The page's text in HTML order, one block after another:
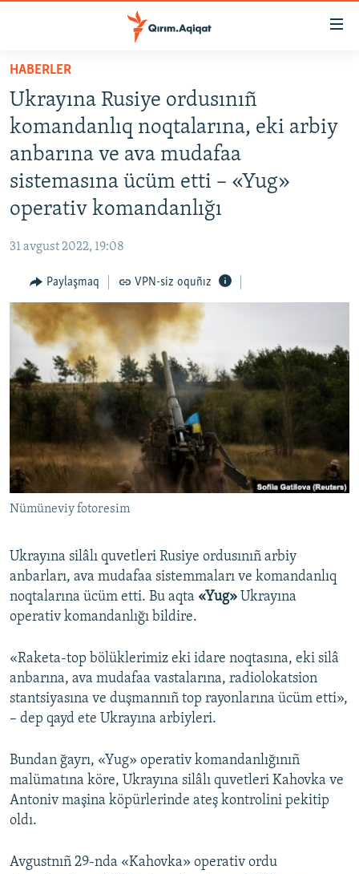
Esas
qaytmaq
Baş
navigatsiyağa
qaytmaq
Qıdıruvğa
qaytmaq
HABERLER
SİYASET
İQTİSADİYAT
CEMİYET
MEDENİYET
VİDEO
SÜRET
BLOGLAR
FİKİR
Русский
Українською
QOŞULIÑIZ!
HABERLER
Ukrayına Rusiye ordusınıñ
komandanlıq noqtalarına, eki arbiy
anbarına ve ava mudafaa
sistemasına ücüm etti – «Yug»
operativ komandanlığı
31 avgust 2022, 19:08
Paylaşmaq VPN-siz oquñız
Nümüneviy fotoresim
Ukrayına silâlı quvetleri Rusiye ordusınıñ arbiy
anbarları, ava mudafaa sistemmaları ve komandanlıq
noqtalarına ücüm etti. Bu aqta «Yug» Ukrayına
operativ komandanlığı bildire.
«Raketa-top bölüklerimiz eki idare noqtasına, eki silâ
anbarına, ava mudafaa vastalarına, radiolokatsion
stantsiyasına ve duşmannıñ top rayonlarına ücüm etti»,
– dep qayd ete Ukrayına arbiyleri.
Bundan ğayrı, «Yug» operativ komandanlığınıñ
malümatına köre, Ukrayına silâlı quvetleri Kahovka ve
Antoniv maşina köpürlerinde ateş kontrolini pekitip
oldı.
Avgustnıñ 29-nda «Kahovka» operativ ordu